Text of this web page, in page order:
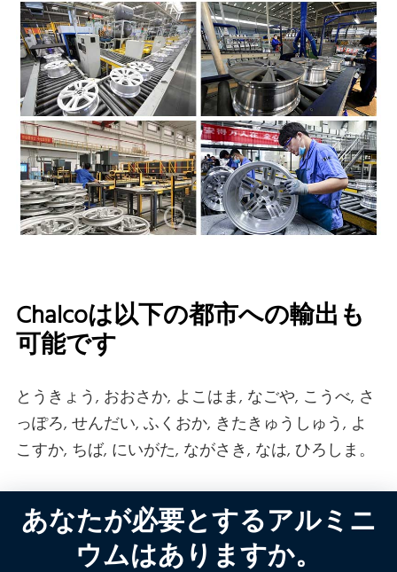
Chalcoは以下の都市への輸出も
可能です
とうきょう, おおさか, よこはま, なごや, こうべ, さ
っぽろ, せんだい, ふくおか, きたきゅうしゅう, よ
こすか, ちば, にいがた, ながさき, なは, ひろしま。
あなたが必要とするアルミニ
ウムはありますか。